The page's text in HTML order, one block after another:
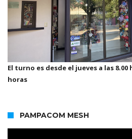
El turno es desde el jueves a las 8.00
horas
PAMPACOM MESH